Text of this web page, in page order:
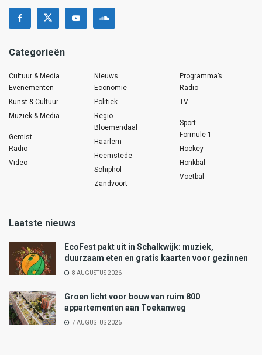
Categorieën
Cultuur & Media
Evenementen
Kunst & Cultuur
Muziek & Media
Gemist
Radio
Video
Nieuws
Economie
Politiek
Regio
Bloemendaal
Haarlem
Heemstede
Schiphol
Zandvoort
Programma’s
Radio
TV
Sport
Formule 1
Hockey
Honkbal
Voetbal
Laatste nieuws
EcoFest pakt uit in Schalkwijk: muziek,
duurzaam eten en gratis kaarten voor gezinnen
8 AUGUSTUS 2026
Groen licht voor bouw van ruim 800
appartementen aan Toekanweg
7 AUGUSTUS 2026